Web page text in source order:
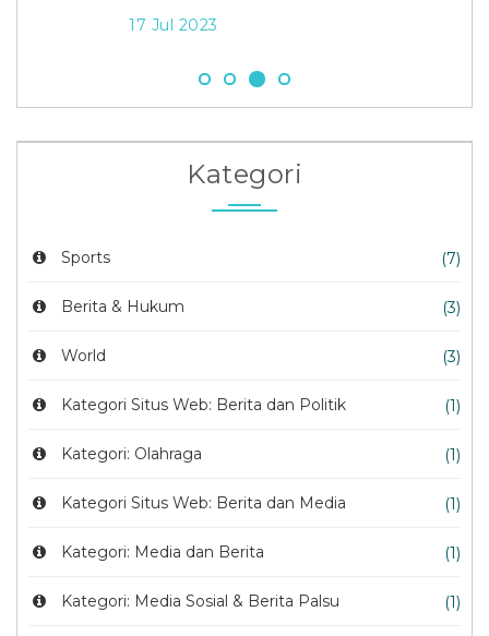
Kategori
Sports (7)
Berita & Hukum (3)
World (3)
Kategori Situs Web: Berita dan Politik (1)
Kategori: Olahraga (1)
Kategori Situs Web: Berita dan Media (1)
Kategori: Media dan Berita (1)
Kategori: Media Sosial & Berita Palsu (1)